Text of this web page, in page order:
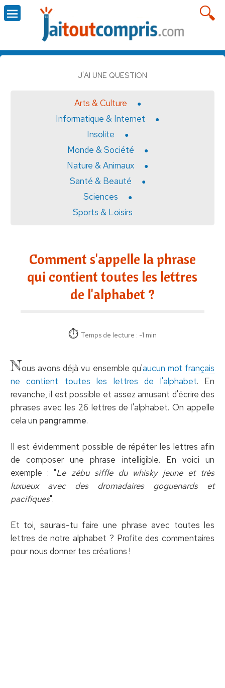
J'AI UNE QUESTION
Arts & Culture
Informatique & Internet
Insolite
Monde & Société
Nature & Animaux
Santé & Beauté
Sciences
Sports & Loisirs
Comment s'appelle la phrase
qui contient toutes les lettres
de l'alphabet ?
Temps de lecture : -1 min
Nous avons déjà vu ensemble qu'aucun mot français
ne contient toutes les lettres de l'alphabet. En
revanche, il est possible et assez amusant d'écrire des
phrases avec les 26 lettres de l'alphabet. On appelle
cela un pangramme.
Il est évidemment possible de répéter les lettres afin
de composer une phrase intelligible. En voici un
exemple : "Le zébu siffle du whisky jeune et très
luxueux avec des dromadaires goguenards et
pacifiques".
Et toi, saurais-tu faire une phrase avec toutes les
lettres de notre alphabet ? Profite des commentaires
pour nous donner tes créations !